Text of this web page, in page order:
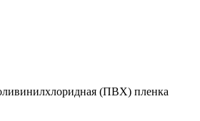
(ПВХ) пленка